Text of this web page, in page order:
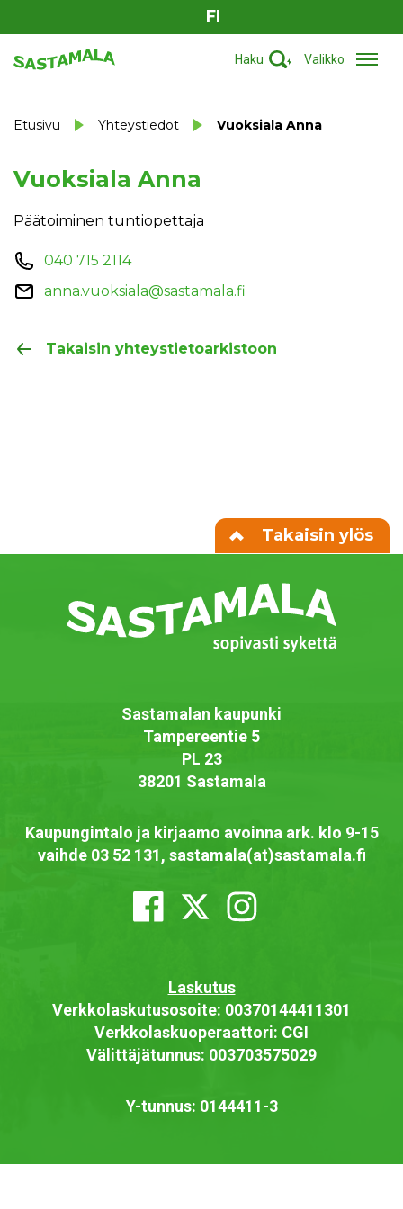
FI
Haku Valikko
Etusivu Yhteystiedot Vuoksiala Anna
Vuoksiala Anna
Päätoiminen tuntiopettaja
040 715 2114
anna.vuoksiala@sastamala.fi
Takaisin yhteystietoarkistoon
Takaisin ylös
Sastamalan kaupunki
Tampereentie 5
PL 23
38201 Sastamala
Kaupungintalo ja kirjaamo avoinna ark. klo 9-15
vaihde 03 52 131, sastamala(at)sastamala.fi
Laskutus
Verkkolaskutusosoite: 00370144411301
Verkkolaskuoperaattori: CGI
Välittäjätunnus: 003703575029
Y-tunnus: 0144411-3